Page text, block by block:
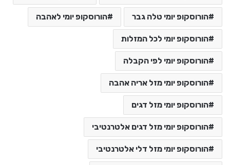
הורוסקופ יומי טלה גבר הורוסקופ יומי לאהבה
הורוסקופ יומי לכל המזלות
הורוסקופ יומי לפי הקבלה
הורוסקופ יומי מזל אריה אהבה
הורוסקופ יומי מזל דגים
הורוסקופ יומי מזל דגים אלטרנטיבי
הורוסקופ יומי מזל דלי אלטרנטיבי